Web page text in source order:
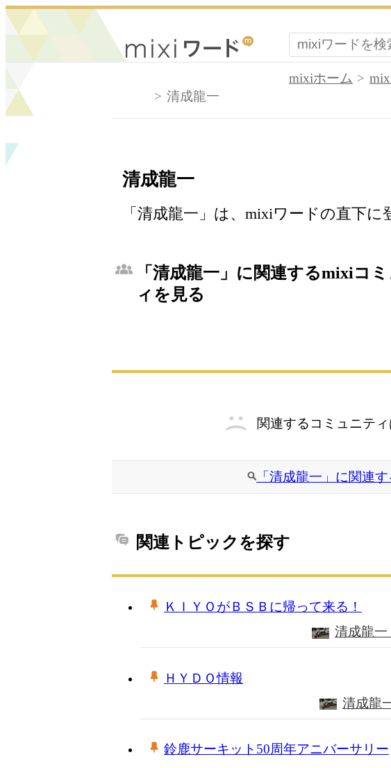
mixiホーム
清成龍一
清成龍一
「清成龍一」は、mixiワードの直下に
「清成龍一」に関連するmixiコ
ィを見る
関連するコミュニテ
「清成龍一」に関連
関連トピックを探す
ＫＩＹＯがＢＳＢに帰って来る！
清成龍
ＨＹＤＯ情報
清成龍
鈴鹿サーキット50周年アニバーサリー